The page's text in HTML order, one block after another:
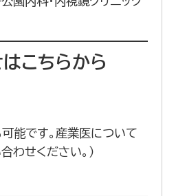
こちらから
能です。産業医について
わせください。）